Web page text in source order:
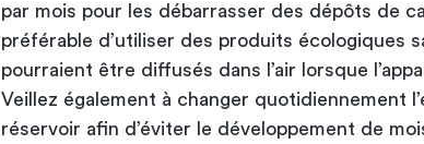
par mois pour les débarrasser des dépôts de
préférable d’utiliser des produits écologiques
pourraient être diffusés dans l’air lorsque
Veillez également à changer quotidiennement
réservoir afin d’éviter le développement de